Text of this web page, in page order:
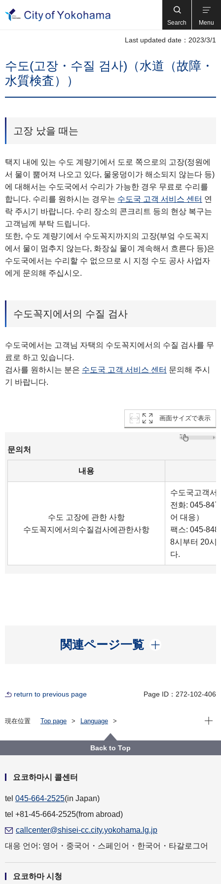
Search Menu
Last updated date：2023/3/1
수도(고장・수질 검사)（水道（故障・
水質検査））
고장 났을 때는
택지 내에 있는 수도 계량기에서 도로 쪽으로의 고장(정원에
서 물이 뿜어져 나오고 있다, 물웅덩이가 해소되지 않는다 등)
에 대해서는 수도국에서 수리가 가능한 경우 무료로 수리를
합니다. 수리를 원하시는 경우는 수도국 고객 서비스 센터 연
락 주시기 바랍니다. 수리 장소의 콘크리트 등의 현상 복구는
고객님께 부탁 드립니다.
또한, 수도 계량기에서 수도꼭지까지의 고장(부엌 수도꼭지
에서 물이 멈추지 않는다, 화장실 물이 계속해서 흐른다 등)은
수도국에서는 수리할 수 없으므로 시 지정 수도 공사 사업자
에게 문의해 주십시오.
수도꼭지에서의 수질 검사
수도국에서는 고객님 자택의 수도꼭지에서의 수질 검사를 무
료로 하고 있습니다.
검사를 원하시는 분은 수도국 고객 서비스 센터 문의해 주시
기 바랍니다.
画面サイズで表示
문의처
내용
수도 고장에 관한 사항
수도꼭지에서의수질검사에관한사항
수도국고객서
전화: 045-
어 대응）
팩스: 045-
8시부터 20시
다.
関連ページ一覧
開く
return to previous page Page ID：272-102-406
現在位置 Top page
Language
생활（暮らし）
수도(고장・수질 검사)（水道（故障・水質検査））
Open
Back to Top
요코하마시 콜센터
tel 045-664-2525(in Japan)
tel +81-45-664-2525(from abroad)
callcenter@shisei-cc.city.yokohama.lg.jp
대응 언어: 영어・중국어・스페인어・한국어・타갈로그어
요코하마 시청